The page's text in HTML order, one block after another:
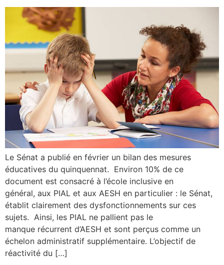
Le Sénat a publié en février un bilan des mesures
éducatives du quinquennat. Environ 10% de ce
document est consacré à l’école inclusive en
général, aux PIAL et aux AESH en particulier : le Sénat,
établit clairement des dysfonctionnements sur ces
sujets. Ainsi, les PIAL ne pallient pas le
manque récurrent d’AESH et sont perçus comme un
échelon administratif supplémentaire. L’objectif de
réactivité du […]